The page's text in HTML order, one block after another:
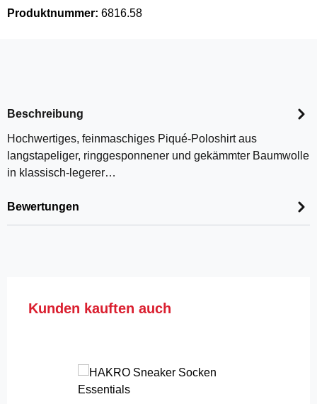
Produktnummer: 6816.58
Beschreibung
Hochwertiges, feinmaschiges Piqué-Poloshirt aus
langstapeliger, ringgesponnener und gekämmter Baumwolle
in klassisch-legerer…
Bewertungen
Produktgalerie überspringen
Kunden kauften auch